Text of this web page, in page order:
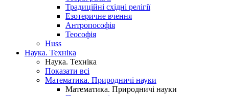
Традиційні східні релігії
Езотеричне вчення
Антропософія
Теософія
Huss
Наука. Техніка
Наука. Техніка
Показати всі
Математика. Природничі науки
Математика. Природничі науки